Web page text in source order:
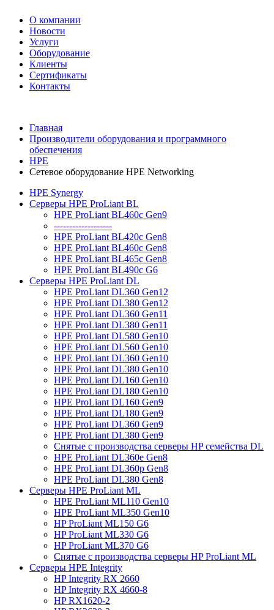
О компании
Новости
Услуги
Оборудование
Клиенты
Сертификаты
Контакты
Главная
Производители оборудования и программного
обеспечения
HPE
Сетевое оборудование HPE Networking
HPE Synergy
Серверы HPE ProLiant BL
HPE ProLiant BL460c Gen9
-------------------
HPE ProLiant BL420c Gen8
HPE ProLiant BL460c Gen8
HPE ProLiant BL465c Gen8
HPE ProLiant BL490c G6
Серверы HPE ProLiant DL
HPE ProLiant DL360 Gen12
HPE ProLiant DL380 Gen12
HPE ProLiant DL360 Gen11
HPE ProLiant DL380 Gen11
HPE ProLiant DL580 Gen10
HPE ProLiant DL560 Gen10
HPE ProLiant DL360 Gen10
HPE ProLiant DL380 Gen10
HPE ProLiant DL160 Gen10
HPE ProLiant DL180 Gen10
HPE ProLiant DL160 Gen9
HPE ProLiant DL180 Gen9
HPE ProLiant DL360 Gen9
HPE ProLiant DL380 Gen9
Снятые с производства серверы HP семейства DL
HPE ProLiant DL360e Gen8
HPE ProLiant DL360p Gen8
HPE ProLiant DL380 Gen8
Серверы HPE ProLiant ML
HPE ProLiant ML110 Gen10
HPE ProLiant ML350 Gen10
HP ProLiant ML150 G6
HP ProLiant ML330 G6
HP ProLiant ML370 G6
Снятые с производства серверы HP ProLiant ML
Серверы HPE Integrity
HP Integrity RX 2660
HP Integrity RX 4660-8
HP RX1620-2